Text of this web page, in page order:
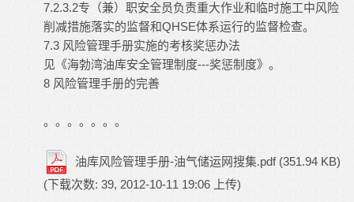
7.2.3.2专（兼）职安全员负责重大作业和临时施工中风险
削减措施落实的监督和QHSE体系运行的监督检查。
7.3 风险管理手册实施的考核奖惩办法
见《海勃湾油库安全管理制度---奖惩制度》。
8 风险管理手册的完善
。。。。。。。
油库风险管理手册-油气储运网搜集.pdf (351.94 KB)
(下载次数: 39, 2012-10-11 19:06 上传)